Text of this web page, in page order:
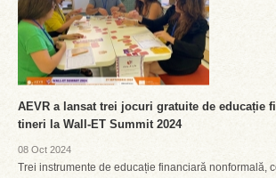
AEVR a lansat trei jocuri gratuite de educație
tineri la Wall-ET Summit 2024
08 Oct 2024
Trei instrumente de educație financiară nonformală,